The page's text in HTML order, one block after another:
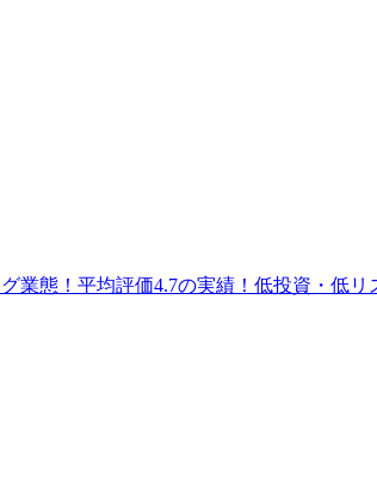
業態！平均評価4.7の実績！低投資・低